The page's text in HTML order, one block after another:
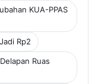
KUA-PPAS
Rp2
Ruas